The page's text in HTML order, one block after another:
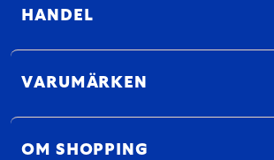
HANDEL
VARUMÄRKEN
OM SHOPPING